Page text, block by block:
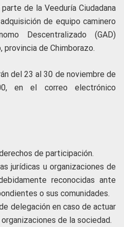
de la Veeduría Ciudadana
de equipo caminero
Descentralizado (GAD)
provincia de Chimborazo.
del 23 al 30 de noviembre de
en el correo electrónico
de participación.
jurídicas u organizaciones de
reconocidas ante
o sus comunidades.
delegación en caso de actuar
de la sociedad.